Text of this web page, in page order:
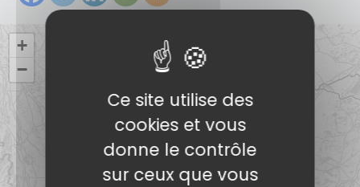
+
−
Ce site utilise des
cookies et vous
donne le contrôle
sur ceux que vous